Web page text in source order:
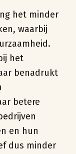
het minder
waarbij
het
benadrukt
betere
en hun
dus minder